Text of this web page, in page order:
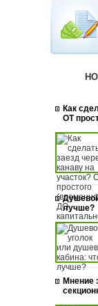
Как
ОТ
лучше?
Мнение